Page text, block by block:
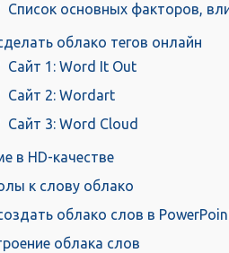
Список основных факторов,
облако тегов онлайн
Сайт 1: Word It Out
Сайт 2: Wordart
Сайт 3: Word Cloud
в HD-качестве
к слову облако
облако слов в
облака слов